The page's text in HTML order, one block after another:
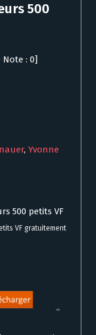
500
Note : 0]
, Yvonne
500 petits VF
VF gratuitement